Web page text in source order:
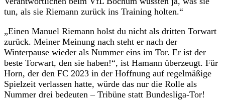
tun, als sie Riemann zurück ins Training holten.“
„Einen Manuel Riemann holst du nicht als dritten Torwart
zurück. Meiner Meinung nach steht er nach der
Winterpause wieder als Nummer eins im Tor. Er ist der
beste Torwart, den sie haben!“, ist Hamann überzeugt. Für
Horn, der den FC 2023 in der Hoffnung auf regelmäßige
Spielzeit verlassen hatte, würde das nur die Rolle als
Nummer drei bedeuten – Tribüne statt Bundesliga-Tor!